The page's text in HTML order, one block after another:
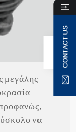
μεγάλης
προφανώς,
να